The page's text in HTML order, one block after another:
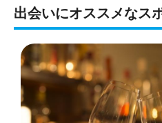
出会いにオススメなス